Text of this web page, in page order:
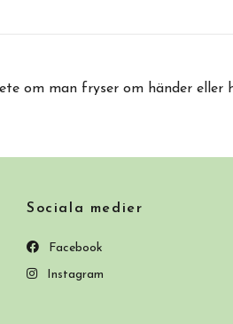
om man fryser om händer eller
Sociala medier
Facebook
Instagram